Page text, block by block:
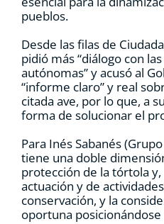
pueblos.
Desde las filas de
pidió más “diálogo con
autónomas” y acusó al
“informe claro” y real
citada ave, por lo que, a
forma de solucionar el
Para Inés Sabanés
tiene una doble
protección de la tórtola
actuación y de
conservación, y la
oportuna posicionándose